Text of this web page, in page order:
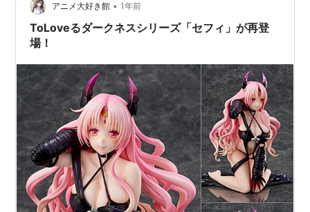
もまだ諦めな…
アニメ大好き館 • 1年前
ToLoveるダークネスシリーズ「セフィ」が再登
場！